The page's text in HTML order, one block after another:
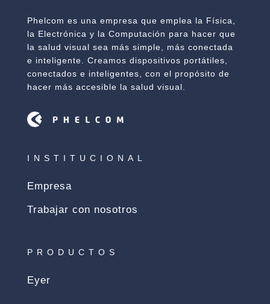
Phelcom es una empresa que emplea la Física,
la Electrónica y la Computación para hacer que
la salud visual sea más simple, más conectada
e inteligente. Creamos dispositivos portátiles,
conectados e inteligentes, con el propósito de
hacer más accesible la salud visual.
INSTITUCIONAL
Empresa
Trabajar con nosotros
PRODUCTOS
Eyer